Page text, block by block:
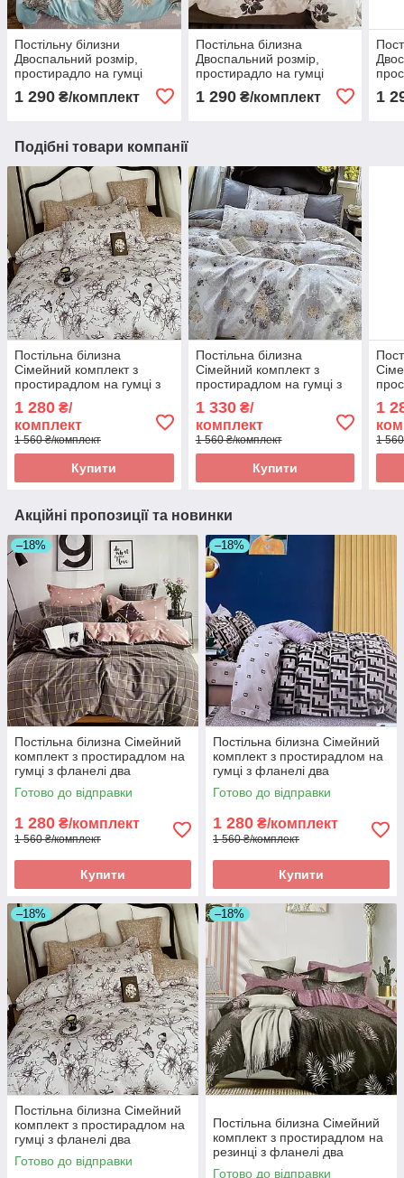
Постільну білизни
Двоспальний розмір,
простирадло на гумці
1 290 ₴/комплект
Постільна білизна
Двоспальний розмір,
простирадло на гумці
1 290₴/комплект 1
Подібні товари компанії
Постільна білизна
Сімейний комплект з
простирадлом на гумці з
фланелі два
підодіяльника
1 280 ₴/
комплект
1 560 ₴/комплект
Купити
Постільна білизна
Сімейний комплект з
простирадлом на гумці з
фланелі два
підодіяльника
1 330₴/
комплект
1 560 ₴/комплект
Купити
1
1
Акційні пропозиції та новинки
–18%
Постільна білизна Сімейний
комплект з простирадлом на
гумці з фланелі два
підодіяльника
Готово до відправки
1 280 ₴/комплект
1 560 ₴/комплект
Купити
–18%
Постільна білизна Сімейний
комплект з простирадлом на
гумці з фланелі два
підодіяльника
Готово до відправки
1 280 ₴/комплект
1 560 ₴/комплект
Купити
–18%
Постільна білизна Сімейний
комплект з простирадлом на
гумці з фланелі два
підодіяльника
Готово до відправки
–18%
Постільна білизна Сімейний
комплект з простирадлом на
резинці з фланелі два
підодіяльники.
Готово до відправки